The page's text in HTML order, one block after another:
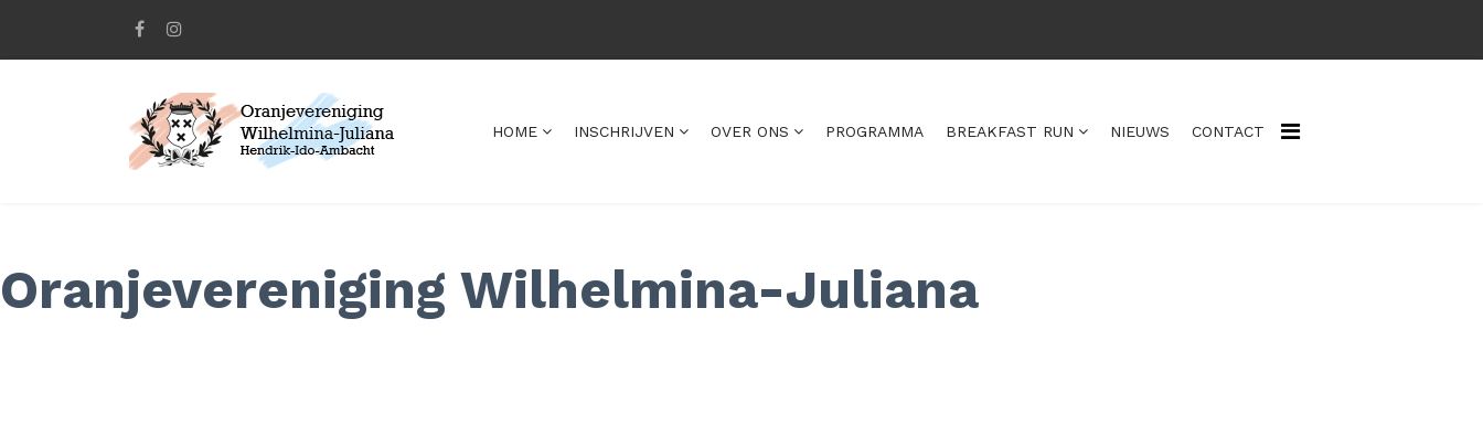
HOME INSCHRIJVEN OVER ONS PROGRAMMA BREAKFAST RUN NIEUWS CONTACT
Oranjevereniging Wilhelmina-Juliana